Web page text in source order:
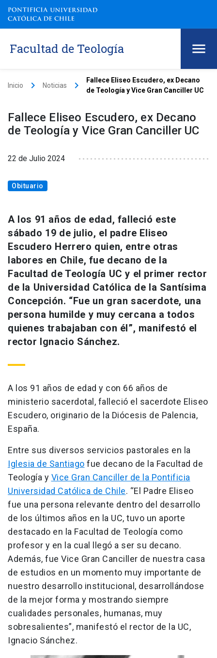
Facultad de Teología
Inicio keyboard_arrow_right Noticias keyboard_arrow_right
Fallece Eliseo Escudero, ex Decano
de Teología y Vice Gran Canciller UC
Fallece Eliseo Escudero, ex Decano
de Teología y Vice Gran Canciller UC
22 de Julio 2024
Obituario
A los 91 años de edad, falleció este
sábado 19 de julio, el padre Eliseo
Escudero Herrero quien, entre otras
labores en Chile, fue decano de la
Facultad de Teología UC y el primer rector
de la Universidad Católica de la Santísima
Concepción. “Fue un gran sacerdote, una
persona humilde y muy cercana a todos
quienes trabajaban con él”, manifestó el
rector Ignacio Sánchez.
A los 91 años de edad y con 66 años de
ministerio sacerdotal, falleció el sacerdote Eliseo
Escudero, originario de la Diócesis de Palencia,
España.
Entre sus diversos servicios pastorales en la
Iglesia de Santiago fue decano de la Facultad de
Teología y Vice Gran Canciller de la Pontificia
Universidad Católica de Chile. “El Padre Eliseo
fue una persona relevante dentro del desarrollo
de los últimos años en la UC, tuvo un aporte
destacado en la Facultad de Teología como
profesor y en la cual llegó a ser su decano.
Además, fue Vice Gran Canciller de nuestra casa
de estudios en un momento muy importante de
nuestro desarrollo institucional, desarrollándose
de la mejor forma y mostrando siempre
cualidades personales, humanas, muy
sobresalientes”, manifestó el rector de la UC,
Ignacio Sánchez.